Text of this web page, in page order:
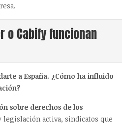
o Cabify funcionan
a España. ¿Cómo ha influido
sobre derechos de los
legislación activa, sindicatos que